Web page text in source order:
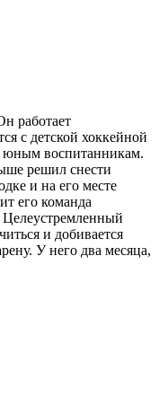
работает
с детской хоккейной
юным воспитанникам.
решил снести
и на его месте
его команда
Целеустремленный
и добивается
У него два месяца,